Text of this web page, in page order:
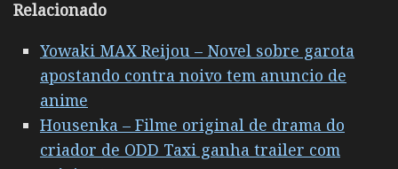
Relacionado
Yowaki MAX Reijou – Novel sobre garota
apostando contra noivo tem anuncio de
anime
Housenka – Filme original de drama do
criador de ODD Taxi ganha trailer com